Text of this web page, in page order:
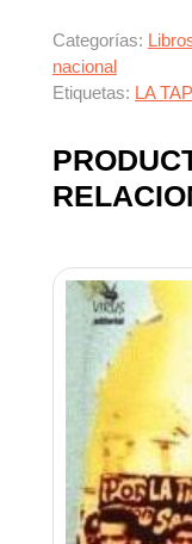
Categorías:
nacional
Etiquetas: LA